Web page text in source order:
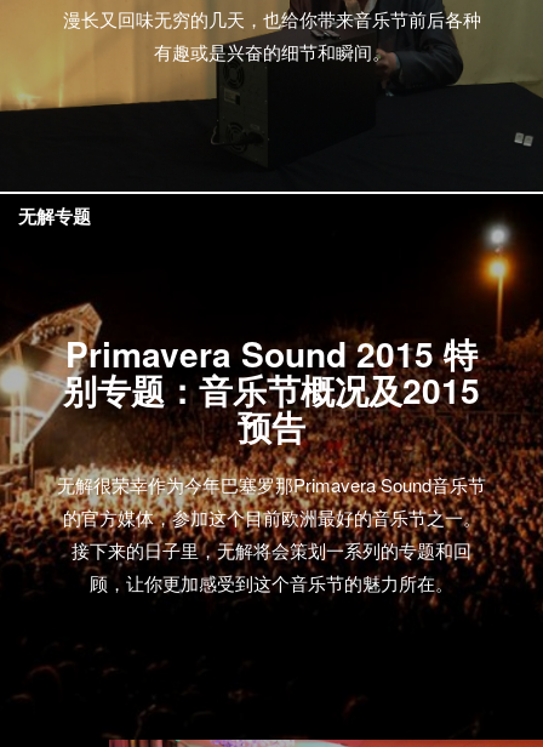
漫长又回味无穷的几天，也给你带来音乐节前后各种
有趣或是兴奋的细节和瞬间。
Primavera Sound 2015 特
别专题：音乐节概况及2015
预告
无解很荣幸作为今年巴塞罗那Primavera Sound音乐节
的官方媒体，参加这个目前欧洲最好的音乐节之一。
接下来的日子里，无解将会策划一系列的专题和回
顾，让你更加感受到这个音乐节的魅力所在。
无解专题